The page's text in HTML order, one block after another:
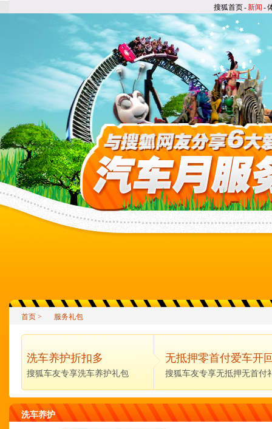
搜狐首页-新闻 -
首页 > 服务礼包
洗车养护折扣多
搜狐车友专享洗车养护礼包
无抵押零首付爱车开
搜狐车友专享无抵押无首付
洗车养护